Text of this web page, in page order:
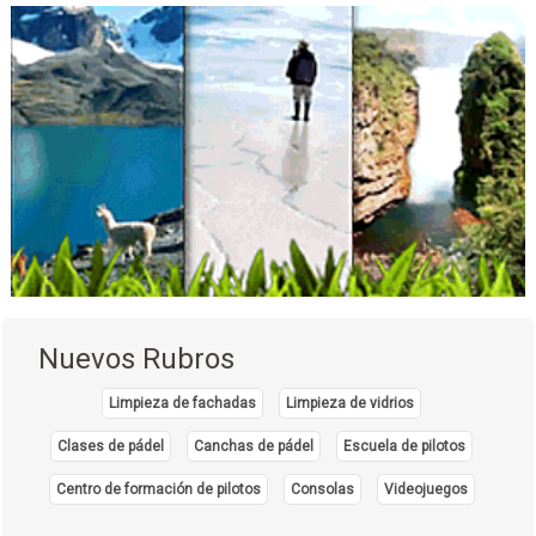
Operadores Turisticos
Turismo
Operadora de Turismo
Cerraduras
Cerramientos
Portones
Puertas Eléctricas
Sistemas de Seguridad
Paneles de acero
Paneles electrosoldados
Portones vehiculares
Cercos perimetrales
Nuevos Rubros
Limpieza de fachadas Limpieza de vidrios
Clases de pádel Canchas de pádel Escuela de pilotos
Centro de formación de pilotos Consolas Videojuegos